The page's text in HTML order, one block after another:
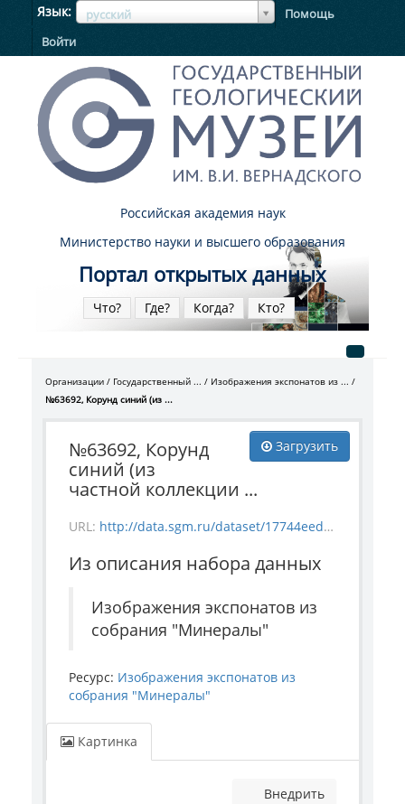
Язык русский
ЯзыкЯзык
Помощь
Войти
Российская академия наук
Министерство науки и высшего образования
Портал открытых данных
Что? Где? Когда? Кто?
Организации Государственный ...
Изображения экспонатов из ...
№63692, Корунд синий (из ...
Загрузить
№63692, Корунд
синий (из
частной коллекции ...
URL: http://data.sgm.ru/dataset/17744eed-27fa-4a9a-bc72-4e657fa570af/resource/87f72cd5-7c32-4520-8585-dc24f1641938/download/-63692.jpg
Из описания набора данных
Изображения экспонатов из
собрания "Минералы"
Ресурс: Изображения экспонатов из
собрания "Минералы"
Картинка
Внедрить